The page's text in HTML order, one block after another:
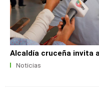
Alcaldía cruceña invita
Noticias